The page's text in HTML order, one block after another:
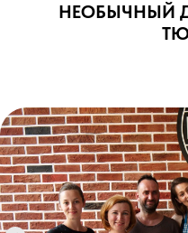
НЕОБЫЧНЫЙ